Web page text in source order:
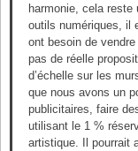
harmonie, cela
outils numériques, il
ont besoin de
pas de réelle
d’échelle sur les
que nous avons un
publicitaires, faire
utilisant le 1 %
artistique. Il pourrait